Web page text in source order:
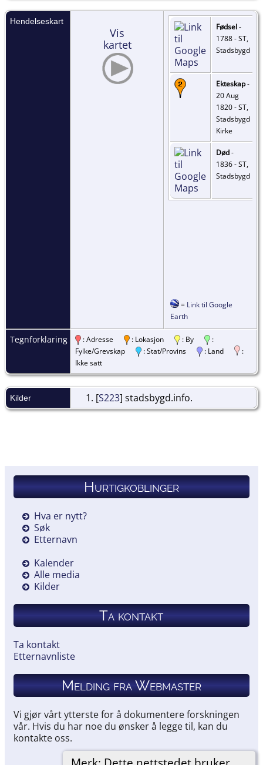
Hendelseskart
Vis
kartet
Fødsel-
1788 - ST,
Stadsbygd
Ekteskap-
20 Aug
1820 - ST,
Stadsbygd
Kirke
Død-
1836 - ST,
Stadsbygd
= Link til Google
Earth
Tegnforklaring : Adresse : Lokasjon : By
:
Fylke/Grevskap
: Stat/Provins : Land
:
Ikke satt
Kilder [S223] stadsbygd.info.
Hurtigkoblinger
Hva er nytt?
Søk
Etternavn
Kalender
Alle media
Kilder
Ta kontakt
Ta kontakt
Etternavnliste
Melding fra Webmaster
Vi gjør vårt ytterste for å dokumentere forskningen
vår. Hvis du har noe du ønsker å legge til, kan du
kontakte oss.